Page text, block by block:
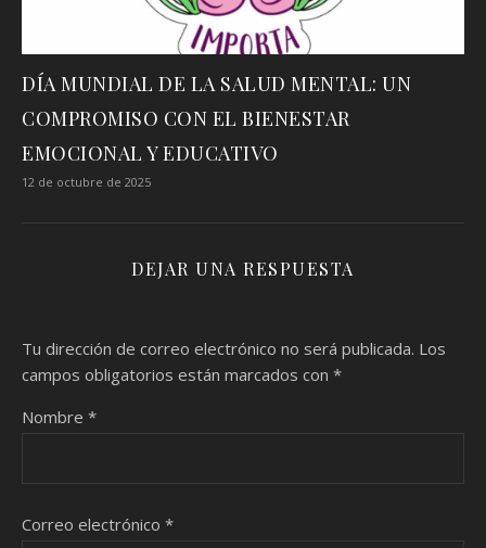
DÍA MUNDIAL DE LA SALUD MENTAL: UN
COMPROMISO CON EL BIENESTAR
EMOCIONAL Y EDUCATIVO
12 de octubre de 2025
DEJAR UNA RESPUESTA
Tu dirección de correo electrónico no será publicada. Los
campos obligatorios están marcados con *
Nombre *
Correo electrónico *